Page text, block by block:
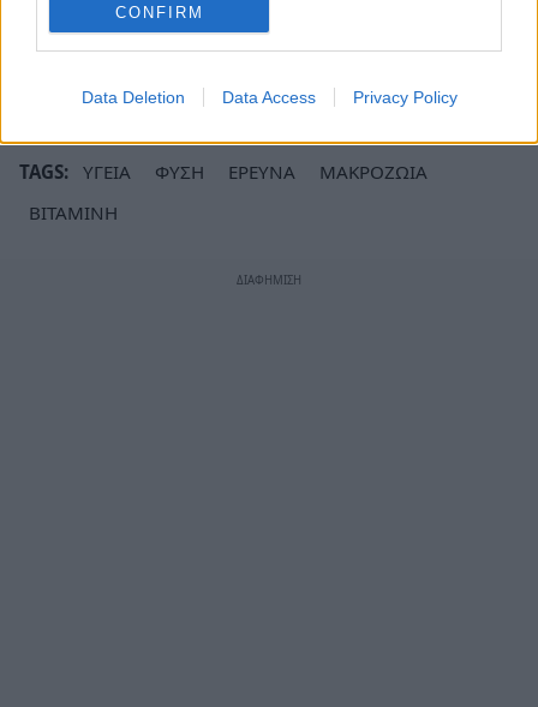
CONFIRM
Data Deletion Data Access Privacy Policy
Ακολουθήστε τοnotospress.grστο Google News και
TAGS: ΥΓΕΙΑ ΦΥΣΗ ΕΡΕΥΝΑ
ΜΑΚΡΟΖΩΙΑ
ΒΙΤΑΜΙΝΗ